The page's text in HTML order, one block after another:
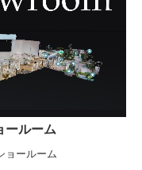
ルーム
ョールーム